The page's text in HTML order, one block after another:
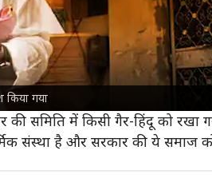
गया
गैर-हिंदू सदस्य हो सकता है
कर दिया। विपक्ष की ओर से
की समिति में किसी गैर-हिंदू को रखा
संस्था है और सरकार की ये समाज